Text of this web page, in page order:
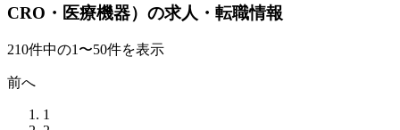
CRO・医療機器）の求人・転職情報
210件中の1〜50件を表示
前へ
1